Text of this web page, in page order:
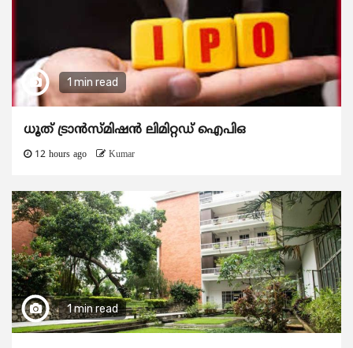
1 min read
ധൂത് ട്രാൻസ്മിഷൻ ലിമിറ്റഡ് ഐപിഒ
12 hours ago Kumar
1 min read